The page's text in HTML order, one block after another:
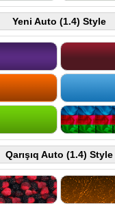
Yeni Auto (1.4) Style
Qarışıq Auto (1.4) Style